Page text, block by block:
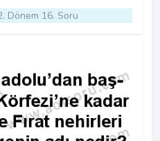
Dönem 16. Soru